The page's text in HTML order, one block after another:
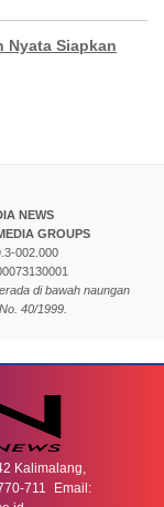
Nyata Siapkan
NEWS
GROUPS
002.000
di bawah naungan
40/1999.
Kalimalang,
711 Email: